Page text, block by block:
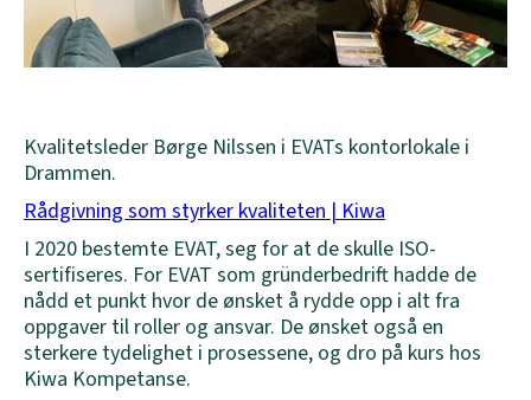
Kvalitetsleder Børge Nilssen i EVATs kontorlokale i
Drammen.
Rådgivning som styrker kvaliteten | Kiwa
I 2020 bestemte EVAT, seg for at de skulle ISO-
sertifiseres. For EVAT som gründerbedrift hadde de
nådd et punkt hvor de ønsket å rydde opp i alt fra
oppgaver til roller og ansvar. De ønsket også en
sterkere tydelighet i prosessene, og dro på kurs hos
Kiwa Kompetanse.